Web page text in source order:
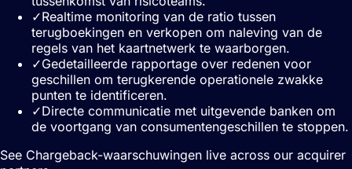
✓Realtime monitoring van de ratio tussen
terugboekingen en verkopen om naleving van de
regels van het kaartnetwerk te waarborgen.
✓Gedetailleerde rapportage over redenen voor
geschillen om terugkerende operationele zwakke
punten te identificeren.
✓Directe communicatie met uitgevende banken om
de voortgang van consumentengeschillen te stoppen.
See Chargeback-waarschuwingen live across our acquirer